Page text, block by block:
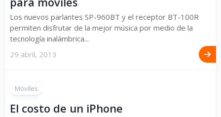
Los nuevos parlantes SP-960BT y el receptor BT-100R
permiten disfrutar de la mejor música por medio de la
tecnología inalámbrica...
29 abril, 2013
Móviles
El costo de un iPhone